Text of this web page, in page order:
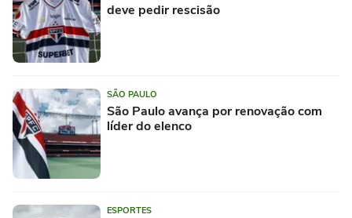
deve pedir rescisão
SÃO PAULO
São Paulo avança por renovação com
líder do elenco
ESPORTES